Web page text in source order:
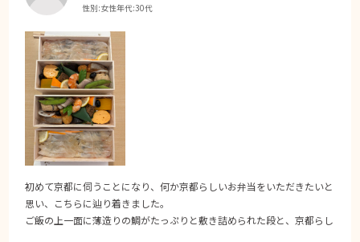
性別:女性年代:30代
初めて京都に伺うことになり、何か京都らしいお弁当をいただきたいと
思い、こちらに辿り着きました。
ご飯の上一面に薄造りの鯛がたっぷりと敷き詰められた段と、京都らし